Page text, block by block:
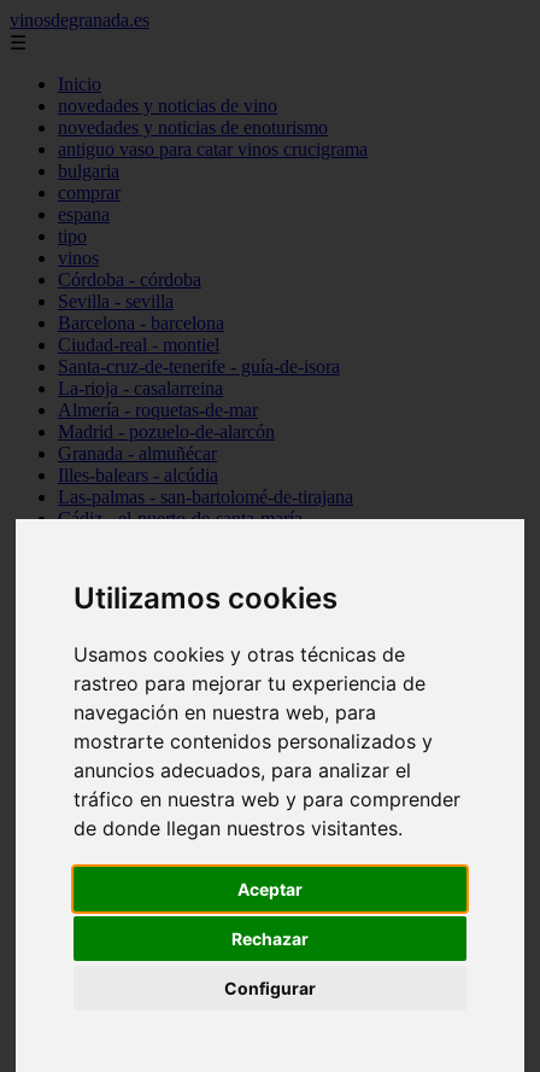
Utilizamos cookies
Usamos cookies y otras técnicas de
rastreo para mejorar tu experiencia de
navegación en nuestra web, para
mostrarte contenidos personalizados y
anuncios adecuados, para analizar el
tráfico en nuestra web y para comprender
de donde llegan nuestros visitantes.
Aceptar
Rechazar
Configurar
vinosdegranada.es
☰
Inicio
novedades y noticias de vino
novedades y noticias de enoturismo
antiguo vaso para catar vinos crucigrama
bulgaria
comprar
espana
tipo
vinos
Córdoba - córdoba
Sevilla - sevilla
Barcelona - barcelona
Ciudad-real - montiel
Santa-cruz-de-tenerife - guía-de-isora
La-rioja - casalarreina
Almería - roquetas-de-mar
Madrid - pozuelo-de-alarcón
Granada - almuñécar
Illes-balears - alcúdia
Las-palmas - san-bartolomé-de-tirajana
Cádiz - el-puerto-de-santa-maría
Santa-cruz-de-tenerife - los-llanos-de-aridane
Cantabria - suances
Granada - monachil
Huesca - isábena
Huesca - alquézar
Huesca - castejón-de-sos
Sevilla - marinaleda
Córdoba - almedinilla
Navarra - zangoza
Cantabria - arenas-de-iguña
Barcelona - la-pobla-de-lillet
Las-palmas - yaiza
Valladolid - fuensaldaña